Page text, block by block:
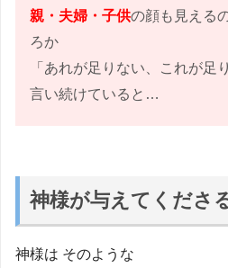
親・夫婦・子供の顔も見える
ろか
「あれが足りない、これが足
言い続けていると…
神様が与えてくださ
神様は そのような